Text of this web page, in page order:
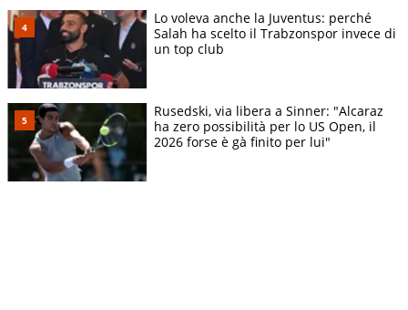
Lo voleva anche la Juventus: perché
Salah ha scelto il Trabzonspor invece di
un top club
Rusedski, via libera a Sinner: "Alcaraz
ha zero possibilità per lo US Open, il
2026 forse è gà finito per lui"